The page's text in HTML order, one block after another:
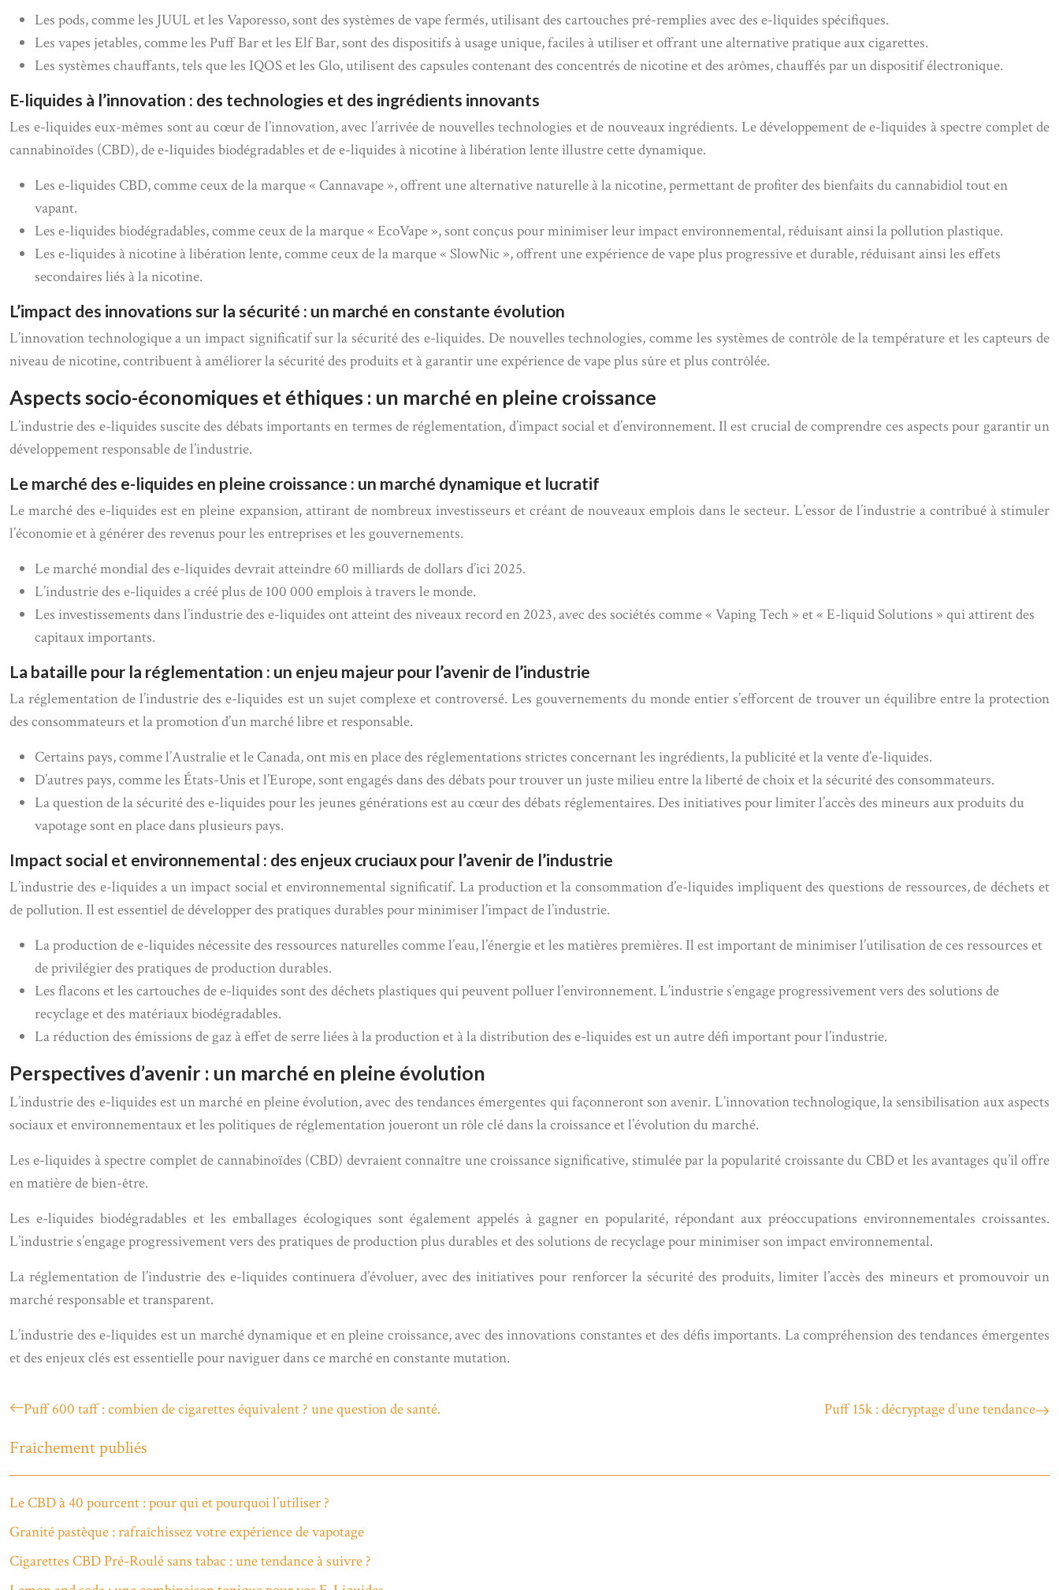
Les pods, comme les JUUL et les Vaporesso, sont des systèmes de vape fermés, utilisant des cartouches pré-remplies avec des e-liquides spécifiques.
Les vapes jetables, comme les Puff Bar et les Elf Bar, sont des dispositifs à usage unique, faciles à utiliser et offrant une alternative pratique aux cigarettes.
Les systèmes chauffants, tels que les IQOS et les Glo, utilisent des capsules contenant des concentrés de nicotine et des arômes, chauffés par un dispositif électronique.
E-liquides à l’innovation : des technologies et des ingrédients innovants
Les e-liquides eux-mêmes sont au cœur de l’innovation, avec l’arrivée de nouvelles technologies et de nouveaux ingrédients. Le développement de e-liquides à spectre complet de
cannabinoïdes (CBD), de e-liquides biodégradables et de e-liquides à nicotine à libération lente illustre cette dynamique.
Les e-liquides CBD, comme ceux de la marque « Cannavape », offrent une alternative naturelle à la nicotine, permettant de profiter des bienfaits du cannabidiol tout en
vapant.
Les e-liquides biodégradables, comme ceux de la marque « EcoVape », sont conçus pour minimiser leur impact environnemental, réduisant ainsi la pollution plastique.
Les e-liquides à nicotine à libération lente, comme ceux de la marque « SlowNic », offrent une expérience de vape plus progressive et durable, réduisant ainsi les effets
secondaires liés à la nicotine.
L’impact des innovations sur la sécurité : un marché en constante évolution
L’innovation technologique a un impact significatif sur la sécurité des e-liquides. De nouvelles technologies, comme les systèmes de contrôle de la température et les capteurs de
niveau de nicotine, contribuent à améliorer la sécurité des produits et à garantir une expérience de vape plus sûre et plus contrôlée.
Aspects socio-économiques et éthiques : un marché en pleine croissance
L’industrie des e-liquides suscite des débats importants en termes de réglementation, d’impact social et d’environnement. Il est crucial de comprendre ces aspects pour garantir un
développement responsable de l’industrie.
Le marché des e-liquides en pleine croissance : un marché dynamique et lucratif
Le marché des e-liquides est en pleine expansion, attirant de nombreux investisseurs et créant de nouveaux emplois dans le secteur. L’essor de l’industrie a contribué à stimuler
l’économie et à générer des revenus pour les entreprises et les gouvernements.
Le marché mondial des e-liquides devrait atteindre 60 milliards de dollars d’ici 2025.
L’industrie des e-liquides a créé plus de 100 000 emplois à travers le monde.
Les investissements dans l’industrie des e-liquides ont atteint des niveaux record en 2023, avec des sociétés comme « Vaping Tech » et « E-liquid Solutions » qui attirent des
capitaux importants.
La bataille pour la réglementation : un enjeu majeur pour l’avenir de l’industrie
La réglementation de l’industrie des e-liquides est un sujet complexe et controversé. Les gouvernements du monde entier s’efforcent de trouver un équilibre entre la protection
des consommateurs et la promotion d’un marché libre et responsable.
Certains pays, comme l’Australie et le Canada, ont mis en place des réglementations strictes concernant les ingrédients, la publicité et la vente d’e-liquides.
D’autres pays, comme les États-Unis et l’Europe, sont engagés dans des débats pour trouver un juste milieu entre la liberté de choix et la sécurité des consommateurs.
La question de la sécurité des e-liquides pour les jeunes générations est au cœur des débats réglementaires. Des initiatives pour limiter l’accès des mineurs aux produits du
vapotage sont en place dans plusieurs pays.
Impact social et environnemental : des enjeux cruciaux pour l’avenir de l’industrie
L’industrie des e-liquides a un impact social et environnemental significatif. La production et la consommation d’e-liquides impliquent des questions de ressources, de déchets et
de pollution. Il est essentiel de développer des pratiques durables pour minimiser l’impact de l’industrie.
La production de e-liquides nécessite des ressources naturelles comme l’eau, l’énergie et les matières premières. Il est important de minimiser l’utilisation de ces ressources et
de privilégier des pratiques de production durables.
Les flacons et les cartouches de e-liquides sont des déchets plastiques qui peuvent polluer l’environnement. L’industrie s’engage progressivement vers des solutions de
recyclage et des matériaux biodégradables.
La réduction des émissions de gaz à effet de serre liées à la production et à la distribution des e-liquides est un autre défi important pour l’industrie.
Perspectives d’avenir : un marché en pleine évolution
L’industrie des e-liquides est un marché en pleine évolution, avec des tendances émergentes qui façonneront son avenir. L’innovation technologique, la sensibilisation aux aspects
sociaux et environnementaux et les politiques de réglementation joueront un rôle clé dans la croissance et l’évolution du marché.
Les e-liquides à spectre complet de cannabinoïdes (CBD) devraient connaître une croissance significative, stimulée par la popularité croissante du CBD et les avantages qu’il offre
en matière de bien-être.
Les e-liquides biodégradables et les emballages écologiques sont également appelés à gagner en popularité, répondant aux préoccupations environnementales croissantes.
L’industrie s’engage progressivement vers des pratiques de production plus durables et des solutions de recyclage pour minimiser son impact environnemental.
La réglementation de l’industrie des e-liquides continuera d’évoluer, avec des initiatives pour renforcer la sécurité des produits, limiter l’accès des mineurs et promouvoir un
marché responsable et transparent.
L’industrie des e-liquides est un marché dynamique et en pleine croissance, avec des innovations constantes et des défis importants. La compréhension des tendances émergentes
et des enjeux clés est essentielle pour naviguer dans ce marché en constante mutation.
Puff 600 taff : combien de cigarettes équivalent ? une question de santé. Puff 15k : décryptage d’une tendance
Fraîchement publiés
Le CBD à 40 pourcent : pour qui et pourquoi l’utiliser ?
Granité pastèque : rafraîchissez votre expérience de vapotage
Cigarettes CBD Pré-Roulé sans tabac : une tendance à suivre ?